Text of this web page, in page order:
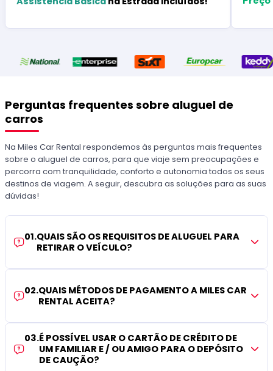
Perguntas frequentes sobre aluguel de
carros
Na Miles Car Rental respondemos às perguntas mais frequentes
sobre o aluguel de carros, para que viaje sem preocupações e
percorra com tranquilidade, conforto e autonomia todos os seus
destinos de viagem. A seguir, descubra as soluções para as suas
dúvidas!
01.QUAIS SÃO OS REQUISITOS DE ALUGUEL PARA
RETIRAR O VEÍCULO?
02.QUAIS MÉTODOS DE PAGAMENTO A MILES CAR
RENTAL ACEITA?
03.É POSSÍVEL USAR O CARTÃO DE CRÉDITO DE
UM FAMILIAR E / OU AMIGO PARA O DEPÓSITO
DE CAUÇÃO?